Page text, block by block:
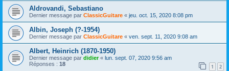
Aldrovandi, Sebastiano
Dernier message par ClassicGuitare « jeu. oct. 15, 2020 8:08 pm
Albin, Joseph (?-1954)
Dernier message par ClassicGuitare « ven. sept. 11, 2020 9:08 am
Albert, Heinrich (1870-1950)
Dernier message par didier« lun. sept. 07, 2020 9:56 am
Réponses : 18 1 2